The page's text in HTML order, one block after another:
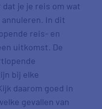
je je reis om wat
In dit
reis- en
uitkomst. De
bij elke
daarom goed in
gevallen van